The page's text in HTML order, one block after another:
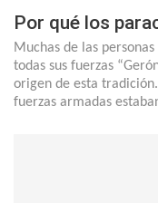
Por qué los
Muchas de las
todas sus fuerzas
origen de esta
fuerzas armadas